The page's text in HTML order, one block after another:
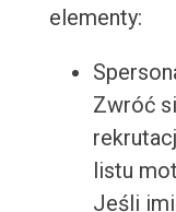
elementy:
Zwróć
listu
Jeśli